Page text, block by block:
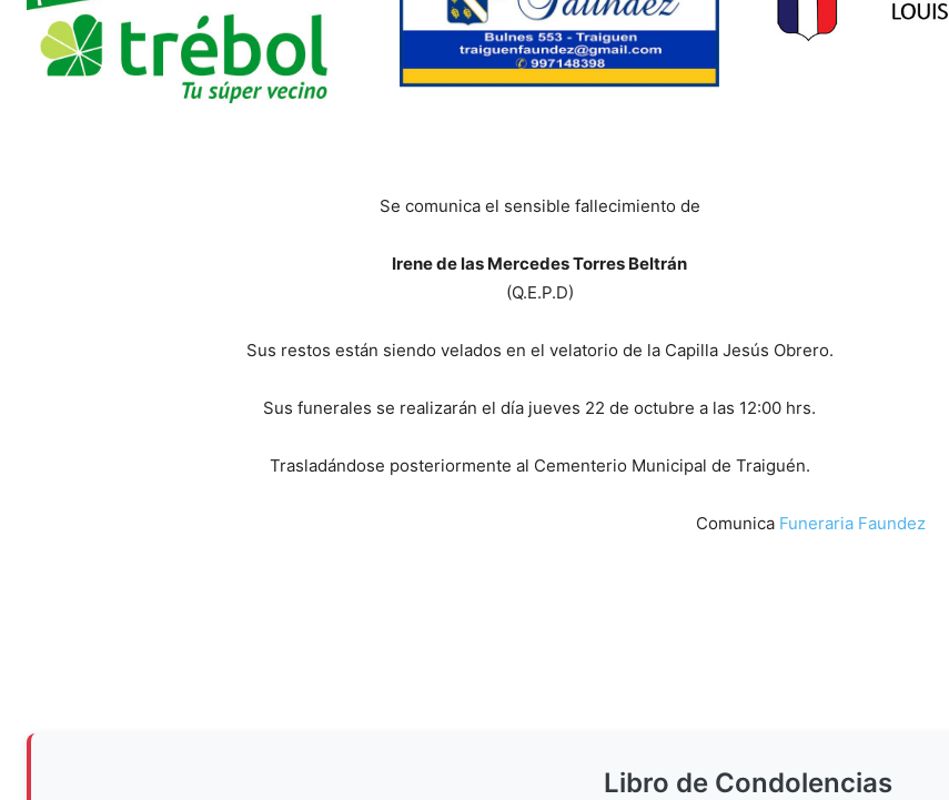
Se comunica el sensible fallecimiento de
Irene de las Mercedes Torres Beltrán
(Q.E.P.D)
Sus restos están siendo velados en el velatorio de la Capilla Jesús Obrero.
Sus funerales se realizarán el día jueves 22 de octubre a las 12:00 hrs.
Trasladándose posteriormente al Cementerio Municipal de Traiguén.
Comunica Funeraria Faundez
Libro de Condolencias